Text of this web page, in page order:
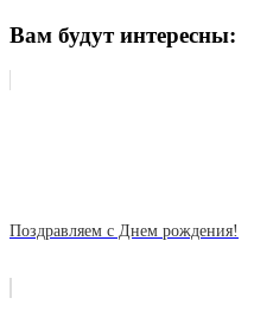
Вам будут интересны:
Поздравляем с Днем рождения!